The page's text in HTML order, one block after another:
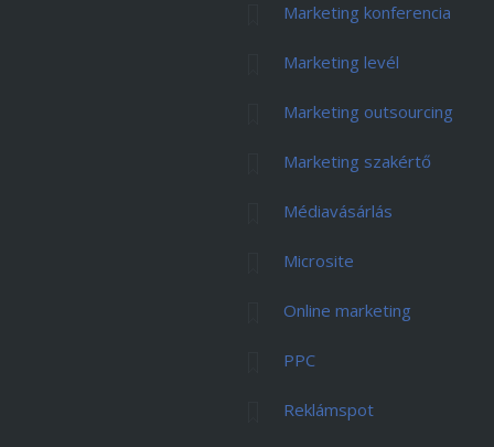
Marketing konferencia
Marketing levél
Marketing outsourcing
Marketing szakértő
Médiavásárlás
Microsite
Online marketing
PPC
Reklámspot